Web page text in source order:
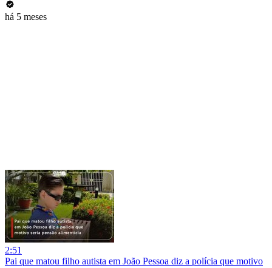
há 5 meses
2:51
Pai que matou filho autista em João Pessoa diz a polícia que motivo